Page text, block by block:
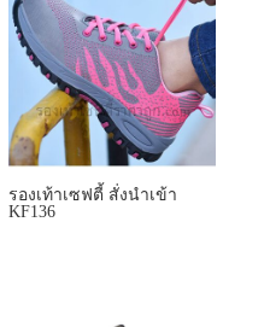
รองเท้าเซฟตี้ สั่งนำเข้า
KF136